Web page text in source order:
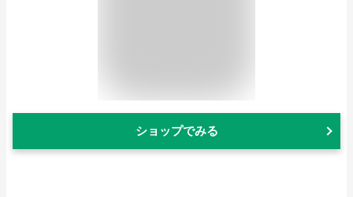
ショップでみる